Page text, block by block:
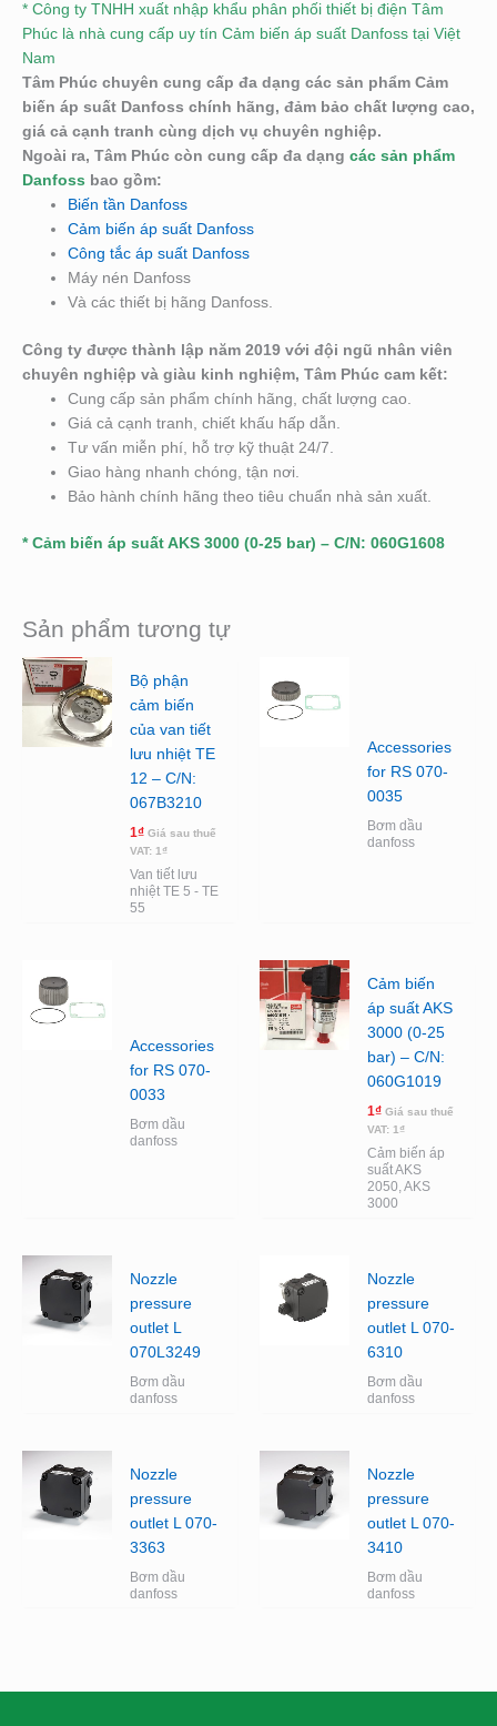
* Công ty TNHH xuất nhập khẩu phân phối thiết bị điện Tâm
Phúc là nhà cung cấp uy tín Cảm biến áp suất Danfoss tại Việt
Nam
Tâm Phúc chuyên cung cấp đa dạng các sản phẩm Cảm
biến áp suất Danfoss chính hãng, đảm bảo chất lượng cao,
giá cả cạnh tranh cùng dịch vụ chuyên nghiệp.
Ngoài ra, Tâm Phúc còn cung cấp đa dạng các sản phẩm
Danfoss bao gồm:
Biến tần Danfoss
Cảm biến áp suất Danfoss
Công tắc áp suất Danfoss
Máy nén Danfoss
Và các thiết bị hãng Danfoss.
Công ty được thành lập năm 2019 với đội ngũ nhân viên
chuyên nghiệp và giàu kinh nghiệm, Tâm Phúc cam kết:
Cung cấp sản phẩm chính hãng, chất lượng cao.
Giá cả cạnh tranh, chiết khấu hấp dẫn.
Tư vấn miễn phí, hỗ trợ kỹ thuật 24/7.
Giao hàng nhanh chóng, tận nơi.
Bảo hành chính hãng theo tiêu chuẩn nhà sản xuất.
* Cảm biến áp suất AKS 3000 (0-25 bar) – C/N: 060G1608
Sản phẩm tương tự
Bộ phận
cảm biến
của van tiết
lưu nhiệt TE
12 – C/N:
067B3210
1₫ Giá sau thuế
VAT: 1₫
Van tiết lưu
nhiệt TE 5 - TE
55
Accessories
for RS 070-
0035
Bơm dầu
danfoss
Accessories
for RS 070-
0033
Bơm dầu
danfoss
Cảm biến
áp suất AKS
3000 (0-25
bar) – C/N:
060G1019
1₫ Giá sau thuế
VAT: 1₫
Cảm biến áp
suất AKS
2050, AKS
3000
Nozzle
pressure
outlet L
070L3249
Bơm dầu
danfoss
Nozzle
pressure
outlet L 070-
6310
Bơm dầu
danfoss
Nozzle
pressure
outlet L 070-
3363
Bơm dầu
danfoss
Nozzle
pressure
outlet L 070-
3410
Bơm dầu
danfoss